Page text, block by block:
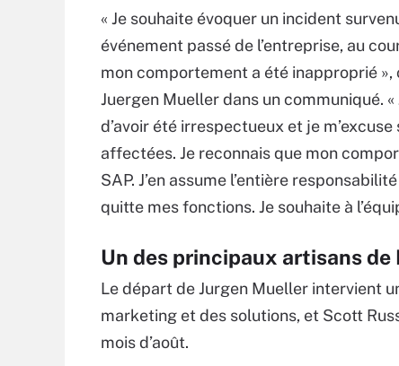
« Je souhaite évoquer un incident
événement passé de l’entreprise, au
mon comportement a été inapproprié »,
Juergen Mueller dans un communiqué.
d’avoir été irrespectueux et je
affectées. Je reconnais que mon
SAP. J’en assume l’entière
quitte mes fonctions. Je souhaite à
Un des principaux artisans de
Le départ de Jurgen Mueller intervient
marketing et des solutions, et Scott
mois d’août.